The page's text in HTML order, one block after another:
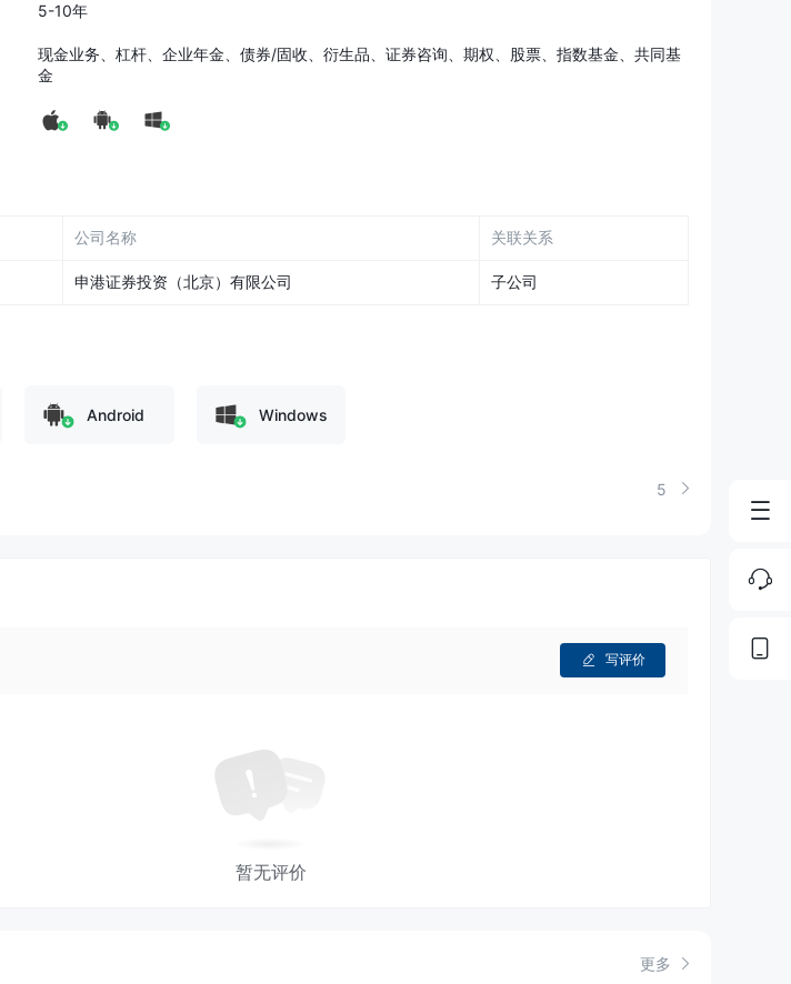
5-10年
现金业务、杠杆、企业年金、债券/固收、衍生品、证券咨询、期权、股票、指数基金、共同基
金
公司名称 关联关系
申港证券投资（北京）有限公司 子公司
Android Windows
5
写评价
暂无评价
更多